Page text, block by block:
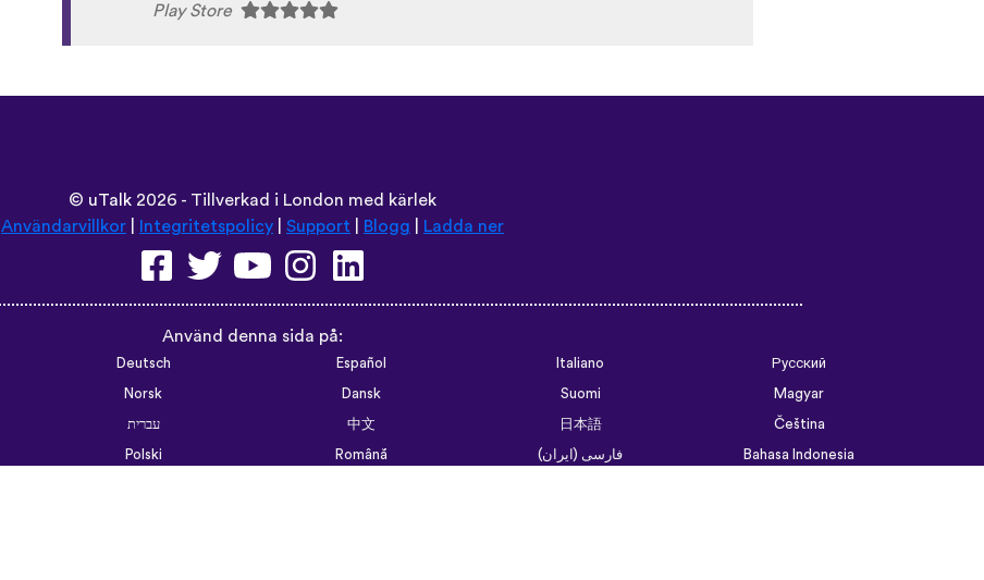
Play Store
© uTalk 2026 - Tillverkad i London med kärlek
Användarvillkor
Integritetspolicy Support Blogg Ladda ner
Använd denna sida på:
Deutsch Español Italiano
Русский
Norsk Dansk Suomi
Magyar
עברית 中文 日本語
Čeština
Polski Română فارسی (ایران)
Bahasa Indonesia